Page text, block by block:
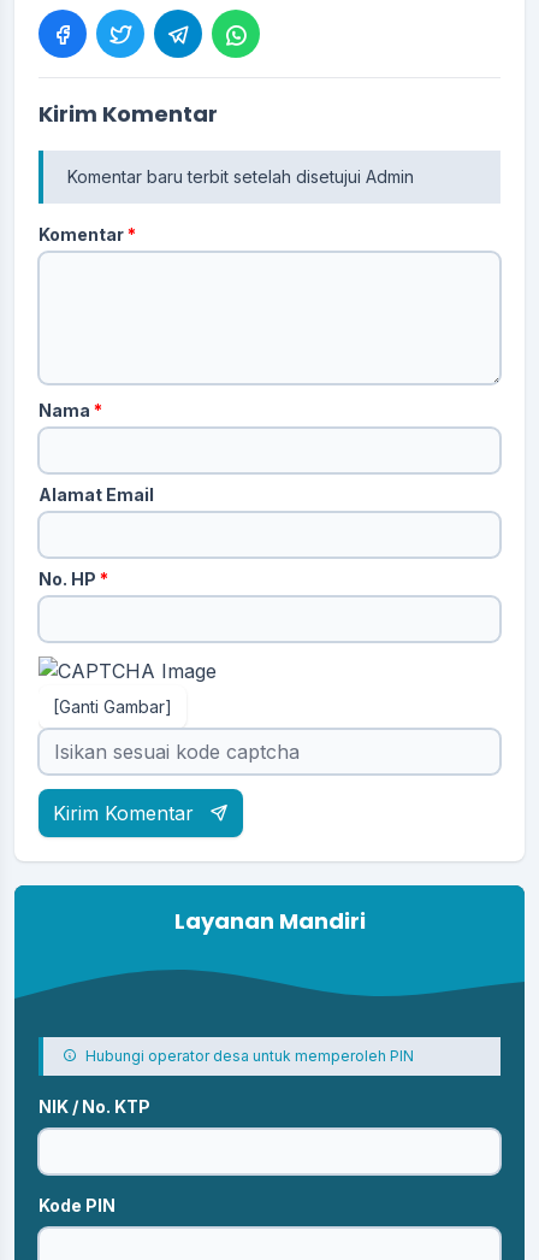
Kirim Komentar
Komentar baru terbit setelah disetujui Admin
Komentar*
Nama *
Alamat Email
No. HP *
[Ganti Gambar]
Kirim Komentar
Layanan Mandiri
Hubungi operator desa untuk memperoleh PIN
NIK / No. KTP
Kode PIN